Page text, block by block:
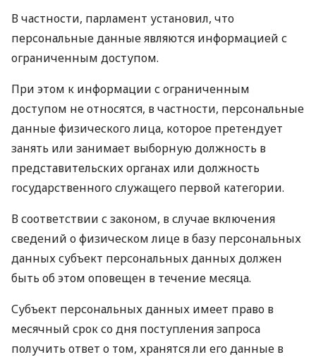
В частности, парламент установил, что
персональные данные являются информацией с
ограниченным доступом.
При этом к информации с ограниченным
доступом не относятся, в частности, персональные
данные физического лица, которое претендует
занять или занимает выборную должность в
представительских органах или должность
государственного служащего первой категории.
В соответствии с законом, в случае включения
сведений о физическом лице в базу персональных
данных субъект персональных данных должен
быть об этом оповещен в течение месяца.
Субъект персональных данных имеет право в
месячный срок со дня поступления запроса
получить ответ о том, хранятся ли его данные в